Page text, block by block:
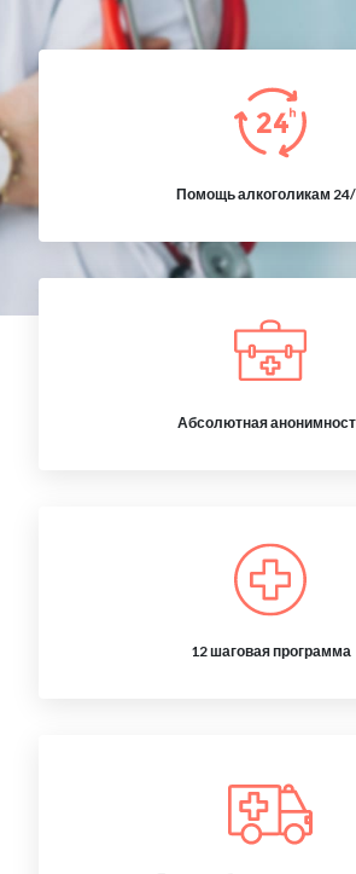
Помощь алкоголикам
Абсолютная
12 шаговая программа